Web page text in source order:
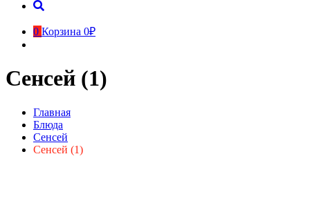
0 Корзина 0₽
Сенсей (1)
Главная
Блюда
Сенсей
Сенсей (1)